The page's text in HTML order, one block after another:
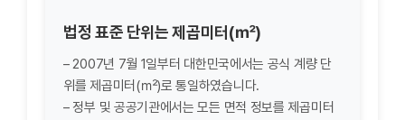
법정 표준 단위는 제곱미터(㎡)
– 2007년 7월 1일부터 대한민국에서는 공식 계량 단
위를 제곱미터(㎡)로 통일하였습니다.
– 정부 및 공공기관에서는 모든 면적 정보를 제곱미터